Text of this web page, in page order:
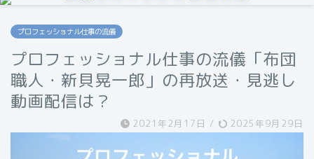
プロフェッショナル仕事の流儀
プロフェッショナル仕事の流儀「布団
職人・新貝晃一郎」の再放送・見逃し
動画配信は？
2021年2月17日 / 2025年9月29日